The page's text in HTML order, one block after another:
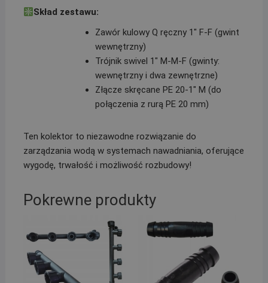
Skład zestawu:
Zawór kulowy Q ręczny 1″ F-F (gwint
wewnętrzny)
Trójnik swivel 1″ M-M-F (gwinty:
wewnętrzny i dwa zewnętrzne)
Złącze skręcane PE 20-1″ M (do
połączenia z rurą PE 20 mm)
Ten kolektor to niezawodne rozwiązanie do
zarządzania wodą w systemach nawadniania, oferujące
wygodę, trwałość i możliwość rozbudowy!
Pokrewne produkty